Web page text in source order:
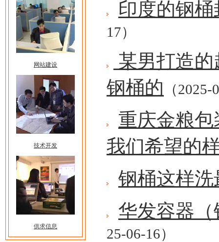
网站建设
技术开发
供求信息
印度的钢
17）
某男打造
钢桶的 （
重庆金粮
我们希望的
钢桶这样洗
华发容器
25-06-16）